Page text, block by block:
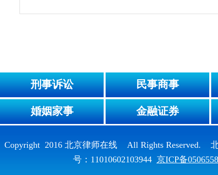
刑事诉讼 民事商事
婚姻家事 金融证券
Copyright 2016 北京律师在线 All Rights Reserved.
号：11010602103944 京ICP备